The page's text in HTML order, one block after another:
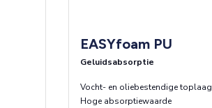
EASYfoam PU
Geluidsabsorptie
Vocht- en oliebestendige toplaag
Hoge absorptiewaarde